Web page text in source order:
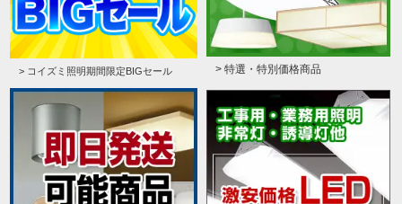
> コイズミ照明期間限定BIGセール > 特選・特別価格商品